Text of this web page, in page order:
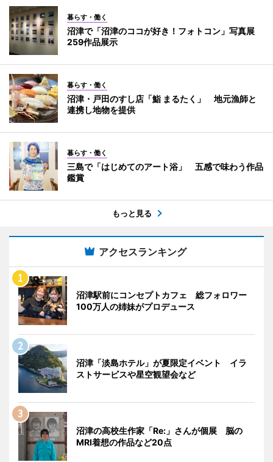
暮らす・働く
沼津で「沼津のココが好き！フォトコン」写真展
259作品展示
暮らす・働く
沼津・戸田のすし店「鮨 まるたく」 地元漁師と
連携し地物を提供
暮らす・働く
三島で「はじめてのアート浴」 五感で味わう作品
鑑賞
もっと見る
アクセスランキング
沼津駅前にコンセプトカフェ 総フォロワー
100万人の姉妹がプロデュース
沼津「淡島ホテル」が夏限定イベント イラ
ストサービスや星空観望会など
沼津の高校生作家「Re:」さんが個展 脳の
MRI着想の作品など20点